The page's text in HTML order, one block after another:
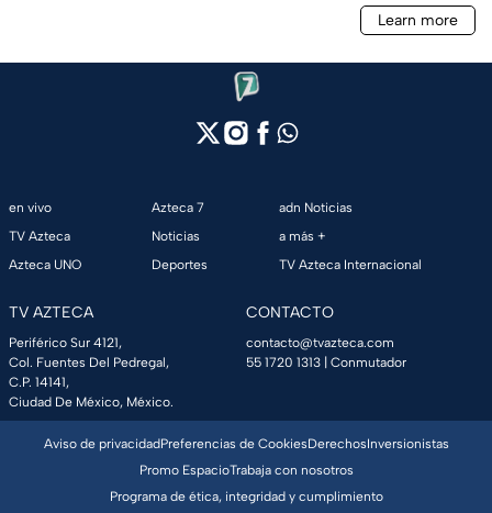
en vivo
TV Azteca
Azteca UNO
Azteca 7
Noticias
Deportes
adn Noticias
a más +
TV Azteca Internacional
TV AZTECA
Periférico Sur 4121,
Col. Fuentes Del Pedregal,
C.P. 14141,
Ciudad De México, México.
CONTACTO
contacto@tvazteca.com
55 1720 1313 | Conmutador
Aviso de privacidadPreferencias de CookiesDerechosInversionistas
Promo EspacioTrabaja con nosotros
Programa de ética, integridad y cumplimiento